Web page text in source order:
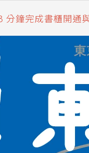
分鐘完成書櫃開
位閱讀資產合併與